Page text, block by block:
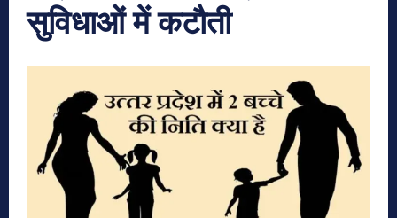
सुविधाओं में कटौती